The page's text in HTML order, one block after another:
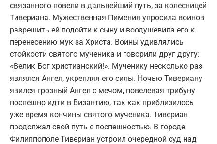
связанного повели в дальнейший путь, за колесницей
Тивериана. Мужественная Пимения упросила воинов
разрешить ей подойти к сыну и воодушевила его к
перенесению мук за Христа. Воины удивлялись
стойкости святого мученика и говорили друг другу:
«Велик Бог христианский!». Мученику несколько раз
являлся Ангел, укрепляя его силы. Ночью Тивериану
явился грозный Ангел с мечом, повелевая трибуну
поспешно идти в Византию, так как приблизилось
уже время кончины святого мученика. Тивериан
продолжал свой путь с поспешностью. В городе
Филиппополе Тивериан устроил очередной суд над